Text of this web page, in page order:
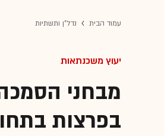
עמוד הבית נדל"ן ותשתיות
יעוץ משכנתאות
מבחני
בפרצות